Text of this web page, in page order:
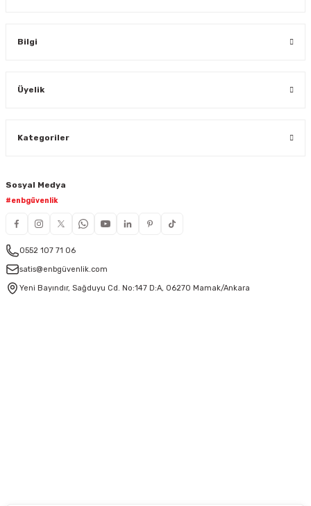
Bilgi
Üyelik
Kategoriler
Sosyal Medya
#enbgüvenlik
0552 107 71 06
satis@enbgüvenlik.com
Yeni Bayındır, Sağduyu Cd. No:147 D:A, 06270 Mamak/Ankara